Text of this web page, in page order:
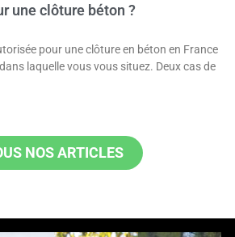
une clôture béton ?
pour une clôture en béton en France
laquelle vous vous situez. Deux cas de
NOS ARTICLES